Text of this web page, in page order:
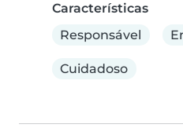
Características
Responsável
Cuidadoso